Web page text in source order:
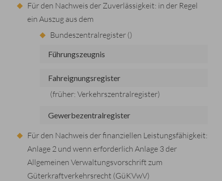
Für den Nachweis der Zuverlässigkeit: in der Regel
ein Auszug aus dem
Bundeszentralregister (
Führungszeugnis
)
Fahreignungsregister
(früher: Verkehrszentralregister)
Gewerbezentralregister
Für den Nachweis der finanziellen Leistungsfähigkeit:
Anlage 2 und wenn erforderlich Anlage 3 der
Allgemeinen Verwaltungsvorschrift zum
Güterkraftverkehrsrecht (GüKVwV)